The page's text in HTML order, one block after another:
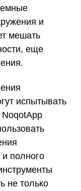
и
мешать
еще
испытывать
полного
не только